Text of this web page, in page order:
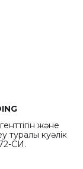
және
туралы куәлік
СИ.